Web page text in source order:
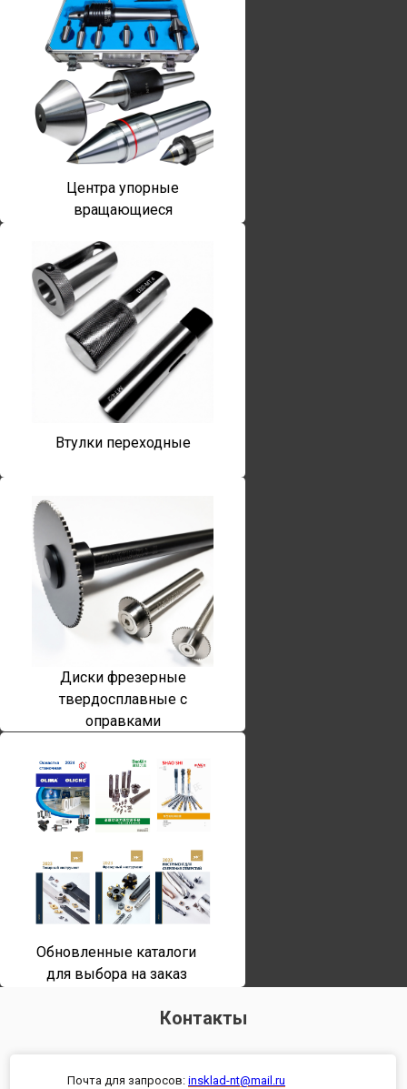
Центра упорные
вращающиеся
Втулки переходные
Диски фрезерные
твердосплавные с
оправками
Обновленные каталоги
для выбора на заказ
Контакты
Почта для запросов: insklad-nt@mail.ru